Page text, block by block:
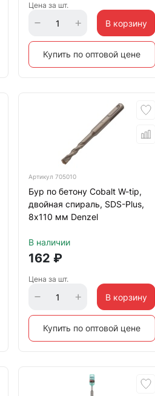
Цена за шт.
В корзину
Купить по оптовой цене
Артикул705010
Бур по бетону Cobalt W-tip,
двойная спираль, SDS-Plus,
8х110 мм Denzel
В наличии
162 ₽
Цена за шт.
В корзину
Купить по оптовой цене